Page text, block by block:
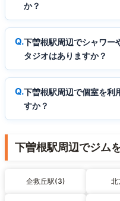
か？
下曽根駅周辺でシャワー
タジオはありますか？
下曽根駅周辺で個室を利
すか？
下曽根駅周辺でジム
企救丘駅(3) 北